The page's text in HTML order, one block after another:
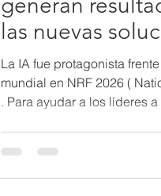
las nuevas
La IA fue protagonista
mundial en NRF 2026 (
. Para ayudar a los líderes
clave de las estrategias
del anuncio oficial para